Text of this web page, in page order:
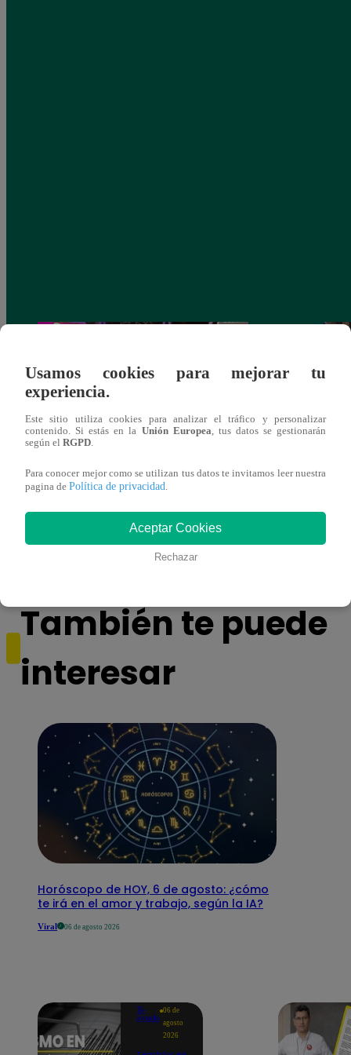
Sábados en Familia PROGRAMA
COMPLETO: Sábado 13 de enero |
También te puede
interesar
Horóscopo de HOY, 6 de agosto: ¿cómo
te irá en el amor y trabajo, según la IA?
Viral 06 de agosto 2026
Te
ayudo
06 de
agosto
2026
Usamos cookies para mejorar tu
experiencia.
Este sitio utiliza cookies para analizar el tráfico y personalizar
contenido. Si estás en la Unión Europea , tus datos se gestionarán
según el RGPD
Para conocer mejor como se utilizan tus datos te invitamos leer nuestra
pagina de Política de privacidad
Aceptar Cookies
Rechazar